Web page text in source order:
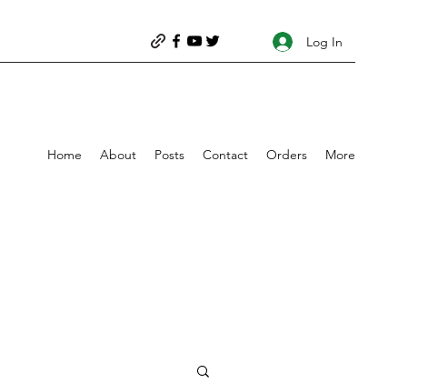
Log In
Home About Posts Contact Orders More